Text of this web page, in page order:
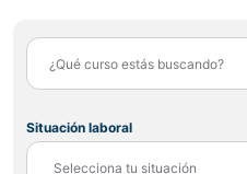
Situación laboral